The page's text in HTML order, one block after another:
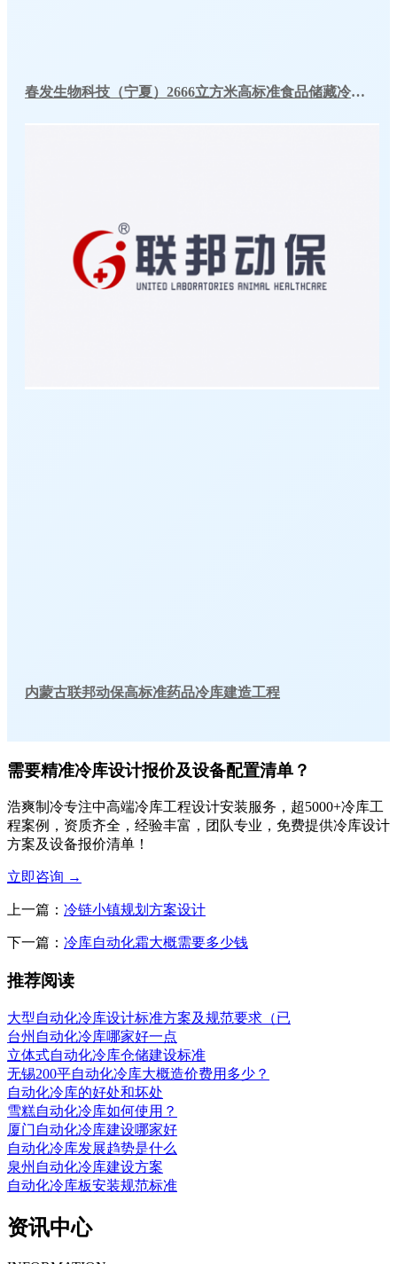
春发生物科技（宁夏）2666立方米高标准食品储藏冷库工程案例
内蒙古联邦动保高标准药品冷库建造工程
需要精准冷库设计报价及设备配置清单？
浩爽制冷专注中高端冷库工程设计安装服务，超5000+冷库工
程案例，资质齐全，经验丰富，团队专业，免费提供冷库设计
方案及设备报价清单！
立即咨询 →
上一篇： 冷链小镇规划方案设计
下一篇： 冷库自动化霜大概需要多少钱
推荐阅读
大型自动化冷库设计标准方案及规范要求（已
台州自动化冷库哪家好一点
立体式自动化冷库仓储建设标准
无锡200平自动化冷库大概造价费用多少？
自动化冷库的好处和坏处
雪糕自动化冷库如何使用？
厦门自动化冷库建设哪家好
自动化冷库发展趋势是什么
泉州自动化冷库建设方案
自动化冷库板安装规范标准
资讯中心